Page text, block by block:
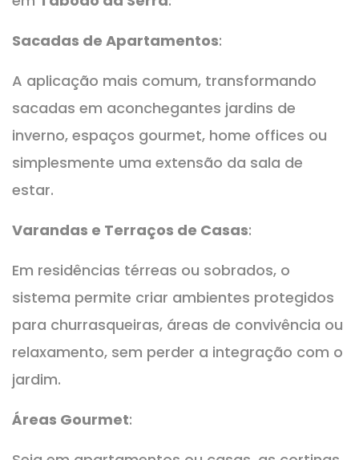
Sacadas de Apartamentos:
A aplicação mais comum, transformando
sacadas em aconchegantes jardins de
inverno, espaços gourmet, home offices ou
simplesmente uma extensão da sala de
estar.
Varandas e Terraços de Casas:
Em residências térreas ou sobrados, o
sistema permite criar ambientes protegidos
para churrasqueiras, áreas de convivência ou
relaxamento, sem perder a integração com o
jardim.
Áreas Gourmet: